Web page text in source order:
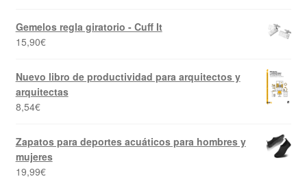
Gemelos regla giratorio - Cuff It
15,90€
Nuevo libro de productividad para arquitectos y
arquitectas
8,54€
Zapatos para deportes acuáticos para hombres y
mujeres
19,99€